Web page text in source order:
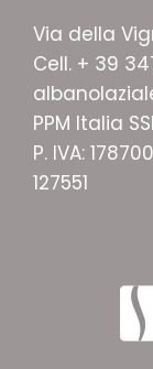
Via della
Cell. + 39
PPM Italia
P. IVA:
127551